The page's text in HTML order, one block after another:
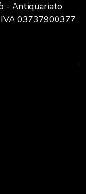
- Antiquariato
03737900377